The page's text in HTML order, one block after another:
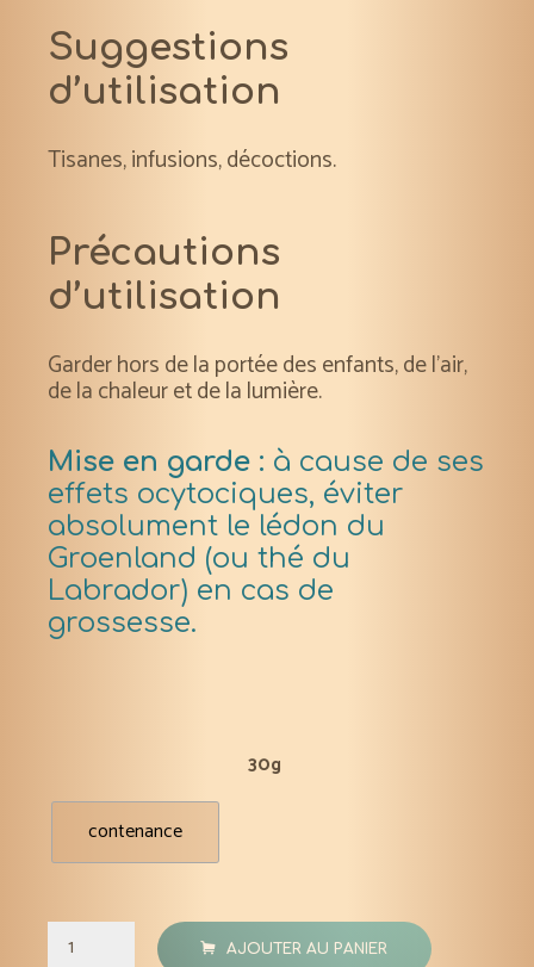
Suggestions
d’utilisation
Tisanes, infusions, décoctions.
Précautions
d’utilisation
Garder hors de la portée des enfants, de l’air,
de la chaleur et de la lumière.
Mise en garde : à cause de ses
effets ocytociques, éviter
absolument le lédon du
Groenland (ou thé du
Labrador) en cas de
grossesse.
30g
contenance
quantité
AJOUTER AU PANIER